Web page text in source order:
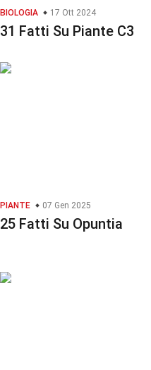
BIOLOGIA 17 Ott 2024
31 Fatti Su Piante C3
PIANTE 07 Gen 2025
25 Fatti Su Opuntia